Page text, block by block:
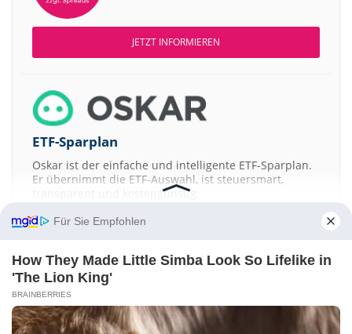
JETZT INFORMIEREN
ETF-Sparplan
Oskar ist der einfache und intelligente ETF-Sparplan.
Er übernimmt die ETF-Auswahl, ist steuersmart,
transparent und kostengünstig.
JETZT MEHR ERFAHREN
Aktien ATX DAX EuroStoxx 50 Dow Jones NASDAQ 100
Nikkei 225
Für Sie Empfohlen
How They Made Little Simba Look So Lifelike in
'The Lion King'
BRAINBERRIES